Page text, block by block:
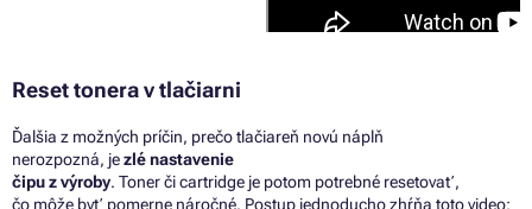
Reset tonera v tlačiarni
Ďalšia z možných príčin, prečo tlačiareň novú náplň
nerozpozná, jezlé nastavenie
čipuzvýroby. Tonerčicartridge je potom potrebné resetovať,
čo môže byť pomerne náročné. Postup jednoducho zhŕňa toto video: